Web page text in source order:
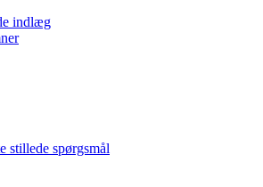
indlæg
stillede spørgsmål